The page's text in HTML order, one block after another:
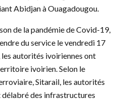
Abidjan à Ouagadougou.
de la pandémie de Covid-19,
du service le vendredi 17
autorités ivoiriennes ont
ivoirien. Selon le
Sitarail, les autorités
délabré des infrastructures